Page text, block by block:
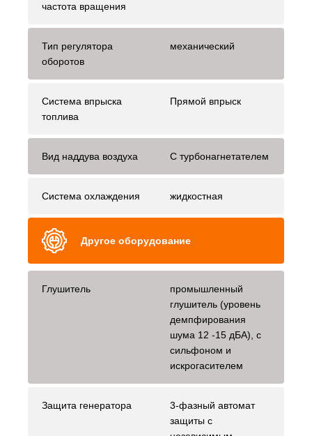
частота вращения
Тип регулятора
оборотов
механический
Система впрыска
топлива
Прямой впрыск
Вид наддува воздуха С турбонагнетателем
Система охлаждения жидкостная
Другое оборудование
Глушитель
промышленный
глушитель (уровень
демпфирования
шума 12 -15 дБА), с
сильфоном и
искрогасителем
Защита генератора
3-фазный автомат
защиты с